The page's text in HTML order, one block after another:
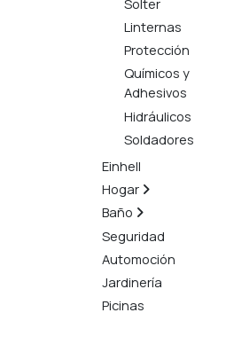
Linternas
Protección
Químicos y
Adhesivos
Hidráulicos
Soldadores
Einhell
Hogar
Baño
Seguridad
Automoción
Jardinería
Picinas